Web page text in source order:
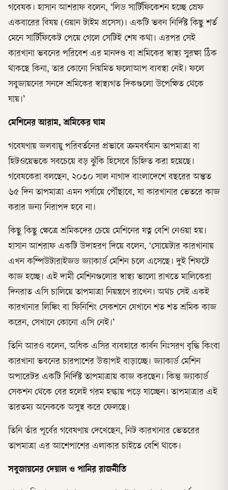
গবেষক। হাসান আশরাফ বলেন, ‘লিড সার্টিফিকেশন হচ্ছে স্রেফ
একবারের বিষয় (ওয়ান টাইম প্রসেস)। একটি ভবন নির্দিষ্ট কিছু শর্ত
মেনে সার্টিফিকেট পেয়ে গেলে সেটিই শেষ কথা। এরপর সেই
কারখানা ভবনের পরিবেশ এর মানদণ্ড বা শ্রমিকের স্বাস্থ্য সুরক্ষা ঠিক
থাকছে কিনা, তার কোনো নিয়মিত ফলোআপ ব্যবস্থা নেই। ফলে
সবুজায়নের সনদে শ্রমিকের স্বাস্থ্যগত দিকগুলো উপেক্ষিত থেকে
যায়।’
মেশিনের আরাম, শ্রমিকের ঘাম
গবেষণায় জলবায়ু পরিবর্তনের প্রভাবে ক্রমবর্ধমান তাপমাত্রা বা
হিটওয়েভকে সবচেয়ে বড় ঝুঁকি হিসেবে চিহ্নিত করা হয়েছে।
গবেষকেরা বলছেন, ২০৩০ সাল নাগাদ বাংলাদেশে বছরের অন্তত
৬৫ দিন তাপমাত্রা এমন পর্যায়ে পৌঁছাবে, যা কারখানার ভেতরে কাজ
করার জন্য নিরাপদ হবে না।
কিছু কিছু ক্ষেত্রে শ্রমিকদের চেয়ে মেশিনের যত্ন বেশি নেওয়া হয়।
হাসান আশরাফ একটি উদাহরণ দিয়ে বলেন, ‘সোয়েটার কারখানায়
এখন কম্পিউটারাইজড জ্যাকার্ড মেশিন চলে এসেছে। দুই শিফটে
কাজ হচ্ছে। এই দামী মেশিনগুলোর স্বাস্থ্য ভালো রাখতে মালিকেরা
দিনরাত এসি চালিয়ে তাপমাত্রা নিয়ন্ত্রণে রাখেন। অথচ সেই একই
কারখানার লিঙ্কিং বা ফিনিশিং সেকশনে যেখানে শত শত শ্রমিক কাজ
করেন, সেখানে কোনো এসি নেই।’
তিনি আরও বলেন, অধিক এসির ব্যবহারে কার্বন নিঃসরণ বৃদ্ধি কিংবা
কারখানা ভবনের চারপাশের উত্তাপই বাড়াচ্ছে। জ্যাকার্ড মেশিন
অপারেটর একটি নির্দিষ্ট তাপমাত্রায় কাজ করছেন। কিন্তু জ্যাকার্ড
সেকশন থেকে বের হলেই গরম হল্কায় পড়ে যাচ্ছেন। তাপমাত্রার এই
তারতম্য অনেককে অসুস্থ করে ফেলছে।
তিনি তাঁর পূর্বের গবেষণায় দেখেছেন, নিট কারখানার ভেতরের
তাপমাত্রা এর আশেপাশের এলাকার চাইতে বেশি থাকে।
সবুজায়নের দেয়াল ও পানির রাজনীতি